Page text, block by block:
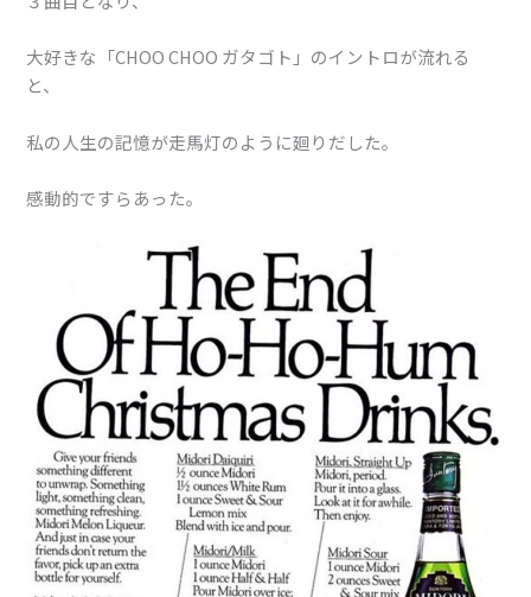
大好きな「CHOO CHOO ガタゴト」のイントロが流れる
と、
私の人生の記憶が走馬灯のように廻りだした。
感動的ですらあった。